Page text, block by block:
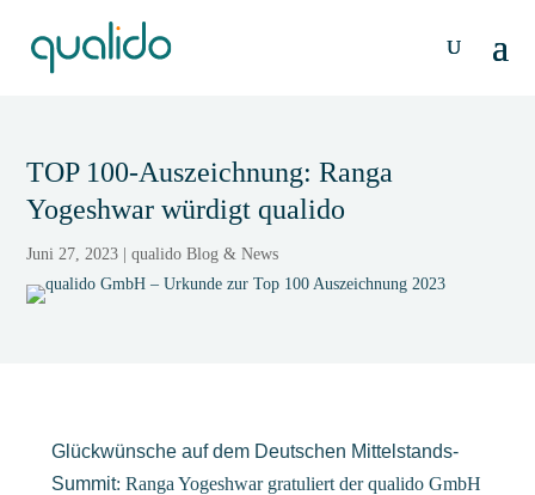
TOP 100-Auszeichnung: Ranga
Yogeshwar würdigt qualido
Juni 27, 2023 |qualido Blog & News
Glückwünsche auf dem Deutschen Mittelstands-
Summit: Ranga Yogeshwar gratuliert der qualido GmbH